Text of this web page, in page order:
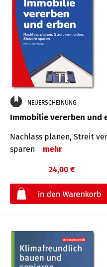
NEUERSCHEINUNG
Immobilie vererben und
Nachlass planen, Streit
sparen
mehr
24,00 €